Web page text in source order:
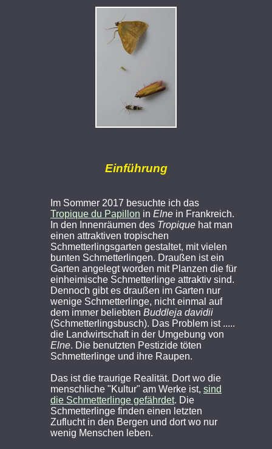
Einführung
Im Sommer 2017 besuchte ich das
Tropique du Papillon in Elne in Frankreich.
In den Innenräumen des Tropique hat man
einen attraktiven tropischen
Schmetterlingsgarten gestaltet, mit vielen
bunten Schmetterlingen. Draußen ist ein
Garten angelegt worden mit Planzen die für
einheimische Schmetterlinge attraktiv sind.
Dennoch gibt es draußen im Garten nur
wenige Schmetterlinge, nicht einmal auf
dem immer beliebten Buddleja davidii
(Schmetterlingsbusch). Das Problem ist .....
die Landwirtschaft in der Umgebung von
Elne. Die benutzten Pestizide töten
Schmetterlinge und ihre Raupen.
Das ist die traurige Realität. Dort wo die
menschliche "Kultur" am Werke ist, sind
die Schmetterlinge gefährdet. Die
Schmetterlinge finden einen letzten
Zuflucht in den Bergen und dort wo nur
wenig Menschen leben.